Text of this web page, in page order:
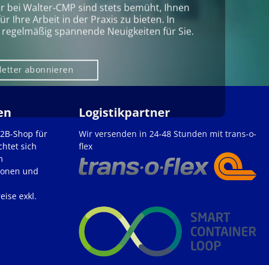
Walter‑CMP sind stets bemüht, Ihnen
Ihre Arbeit in der Praxis zu bieten. In
spannende Neuigkeiten für Sie.
abonnieren
Shop für
sich
und
exkl.
Logistikpartner
Wir versenden in 24-48 Stunden mit trans-o-
flex